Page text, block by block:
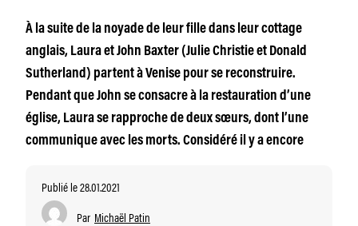
À la suite de la noyade de leur fille dans leur cottage
anglais, Laura et John Baxter (Julie Christie et Donald
Sutherland) partent à Venise pour se reconstruire.
Pendant que John se consacre à la restauration d’une
église, Laura se rapproche de deux sœurs, dont l’une
communique avec les morts. Considéré il y a encore
Publié le 28.01.2021
Par Michaël Patin